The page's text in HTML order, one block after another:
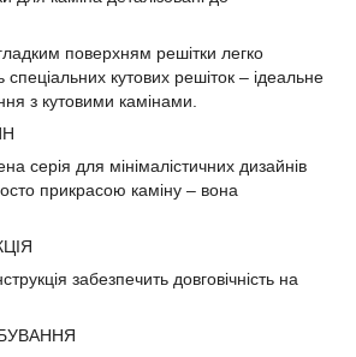
поверхням решітки легко
спеціальних кутових решіток – ідеальне
з кутовими камінами.
серія для мінімалістичних дизайнів
прикрасою каміну – вона
забезпечить довговічність на